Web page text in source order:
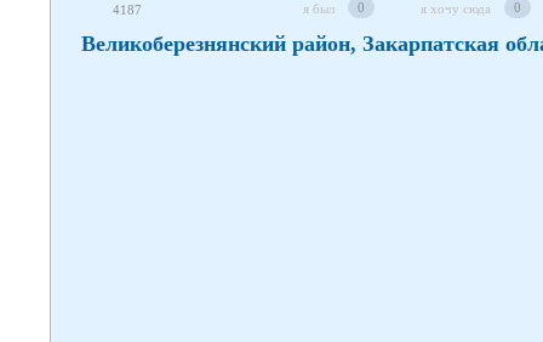
4187 я был 0 я хочу сюда 0
Великоберезнянский район, Закарпатская